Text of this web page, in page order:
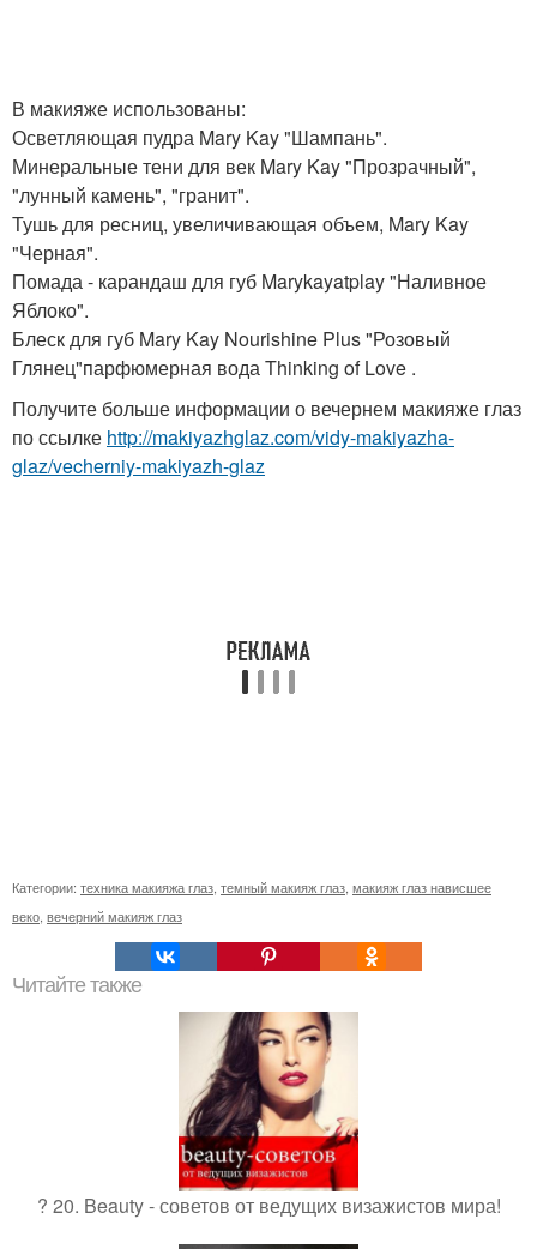
В макияже использованы:
Осветляющая пудра Mary Kay "Шампань".
Минеральные тени для век Mary Kay "Прозрачный",
"лунный камень", "гранит".
Тушь для ресниц, увеличивающая объем, Mary Kay
"Черная".
Помада - карандаш для губ Marykayatplay "Наливное
Яблоко".
Блеск для губ Mary Kay Nourishine Plus "Розовый
Глянец"парфюмерная вода Thinking of Love .
Получите больше информации о вечернем макияже глаз
по ссылке http://makiyazhglaz.com/vidy-makiyazha-
glaz/vecherniy-makiyazh-glaz
Категории: техника макияжа глаз темный макияж глаз макияж глаз нависшее
веко вечерний макияж глаз
Читайте также
? 20. Beauty - советов от ведущих визажистов мира!